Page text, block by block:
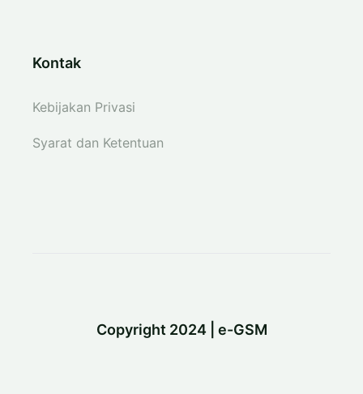
Kontak
Kebijakan Privasi
Syarat dan Ketentuan
Copyright 2024 | e-GSM